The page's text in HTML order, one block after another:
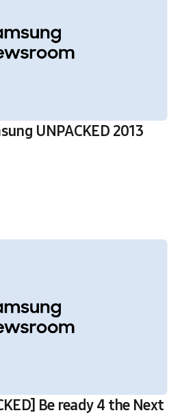
UNPACKED 2013
Be ready 4 the Next